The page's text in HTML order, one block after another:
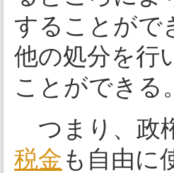
することがで
他の処分を行
ことができる
つまり、政
税金も自由に